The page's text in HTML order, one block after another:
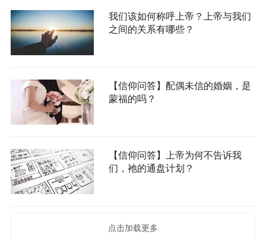
我们该如何称呼上帝？上帝与我们
之间的关系有哪些？
【信仰问答】配偶未信的婚姻，是
蒙福的吗？
【信仰问答】上帝为何不告诉我
们，祂的通盘计划？
点击加载更多